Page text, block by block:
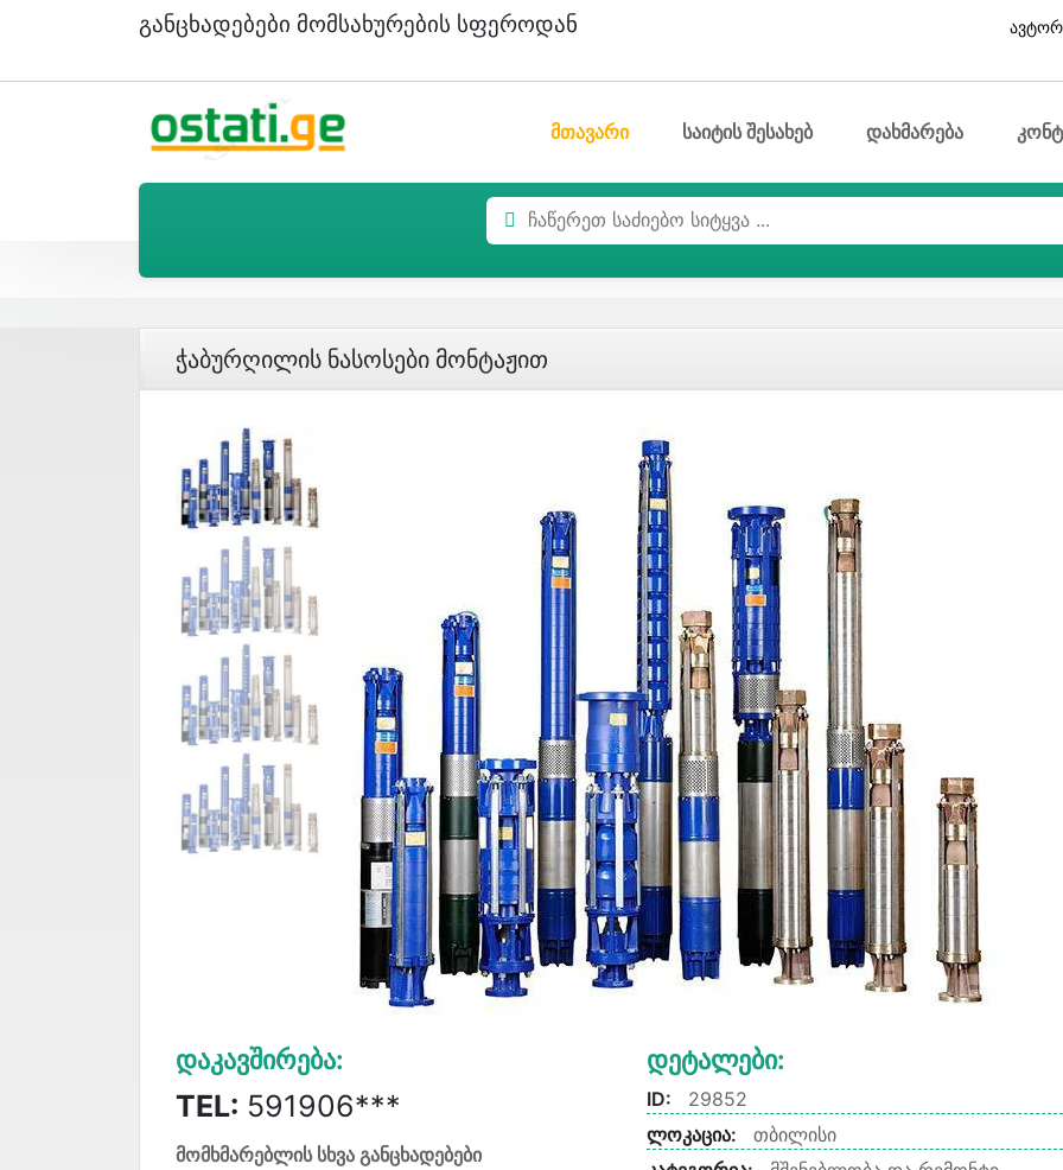
Განცხადებები Მომსახურების Სფეროდან
მთავარი საიტის შესახებ დახმარება
Ჭაბურღილის Ნასოსები Მონტაჟით
Დაკავშირება:
TEL: 591906***
მომხმარებლის სხვა განცხადებები
Დეტალები:
ID:
29852
ლოკაცია:
თბილისი